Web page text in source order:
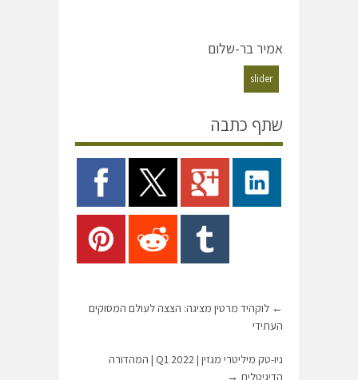
אמיר בר-שלום
slider
שתף כתבה
← לוקהיד מרטין מציגה: הצצה לעולם המסוקים
העתידי
ניו-טק מיליטרי מגזין | Q1 2022 | המהדורה
הדיגיטלית →